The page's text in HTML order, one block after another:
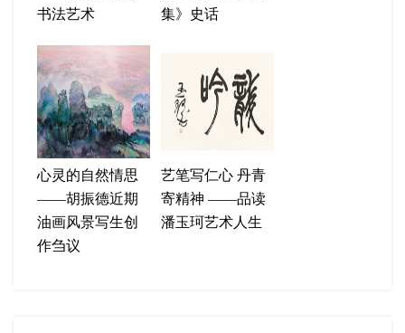
书法艺术
集》史话
心灵的自然情思
——胡振德近期
油画风景写生创
作刍议
艺笔写仁心 丹青
寄精神 ——品读
潘玉珂艺术人生